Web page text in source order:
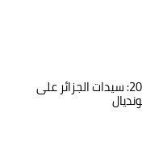
كأس أمم إفريقيا 2026: سيدات الجزائر على